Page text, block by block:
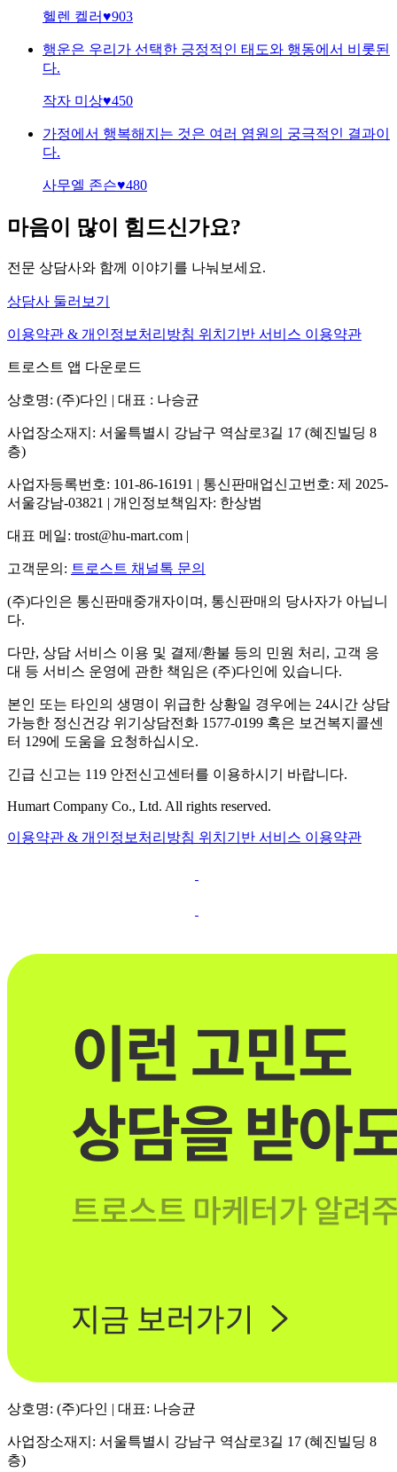
헬렌 켈러♥903
행운은 우리가 선택한 긍정적인 태도와 행동에서 비롯된
다.
작자 미상♥450
가정에서 행복해지는 것은 여러 염원의 궁극적인 결과이
다.
사무엘 존슨♥480
마음이 많이 힘드신가요?
전문 상담사와 함께 이야기를 나눠보세요.
상담사 둘러보기
이용약관 & 개인정보처리방침 위치기반 서비스 이용약관
트로스트 앱 다운로드
상호명: (주)다인 | 대표 : 나승균
사업장소재지: 서울특별시 강남구 역삼로3길 17 (혜진빌딩 8
층)
사업자등록번호: 101-86-16191 | 통신판매업신고번호: 제 2025-
서울강남-03821 | 개인정보책임자: 한상범
대표 메일: trost@hu-mart.com |
고객문의: 트로스트 채널톡 문의
(주)다인은 통신판매중개자이며, 통신판매의 당사자가 아닙니
다.
다만, 상담 서비스 이용 및 결제/환불 등의 민원 처리, 고객 응
대 등 서비스 운영에 관한 책임은 (주)다인에 있습니다.
본인 또는 타인의 생명이 위급한 상황일 경우에는 24시간 상담
가능한 정신건강 위기상담전화 1577-0199 혹은 보건복지콜센
터 129에 도움을 요청하십시오.
긴급 신고는 119 안전신고센터를 이용하시기 바랍니다.
Humart Company Co., Ltd. All rights reserved.
이용약관 & 개인정보처리방침 위치기반 서비스 이용약관
상호명: (주)다인 | 대표: 나승균
사업장소재지: 서울특별시 강남구 역삼로3길 17 (혜진빌딩 8
층)